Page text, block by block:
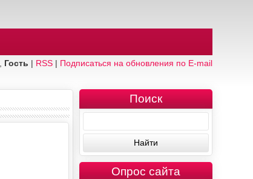
Гость | RSS| Подписаться на обновления по E-mail
Поиск
Опрос сайта